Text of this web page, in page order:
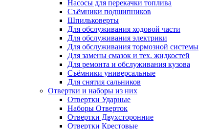
Насосы для перекачки топлива
Съёмники подшипников
Шпильковерты
Для обслуживания ходовой части
Для обслуживания электрики
Для обслуживания тормозной системы
Для замены смазок и тех. жидкостей
Для ремонта и обслуживания кузова
Съёмники универсальные
Для снятия сальников
Отвертки и наборы из них
Отвертки Ударные
Наборы Отверток
Отвертки Двухсторонние
Отвертки Крестовые